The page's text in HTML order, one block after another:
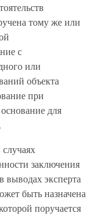
тому же или
с
или
объекта
при
для
случаях
заключения
выводах эксперта
быть назначена
поручается